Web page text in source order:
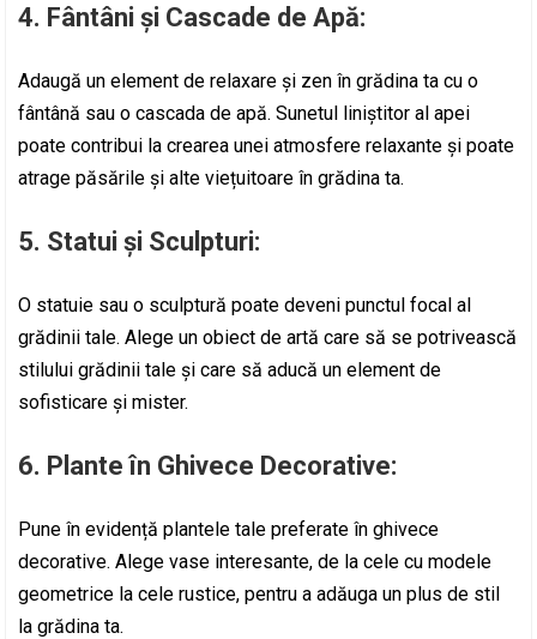
4. Fântâni și Cascade de Apă:
Adaugă un element de relaxare și zen în grădina ta cu o
fântână sau o cascada de apă. Sunetul liniștitor al apei
poate contribui la crearea unei atmosfere relaxante și poate
atrage păsările și alte viețuitoare în grădina ta.
5. Statui și Sculpturi:
O statuie sau o sculptură poate deveni punctul focal al
grădinii tale. Alege un obiect de artă care să se potrivească
stilului grădinii tale și care să aducă un element de
sofisticare și mister.
6. Plante în Ghivece Decorative:
Pune în evidență plantele tale preferate în ghivece
decorative. Alege vase interesante, de la cele cu modele
geometrice la cele rustice, pentru a adăuga un plus de stil
la grădina ta.